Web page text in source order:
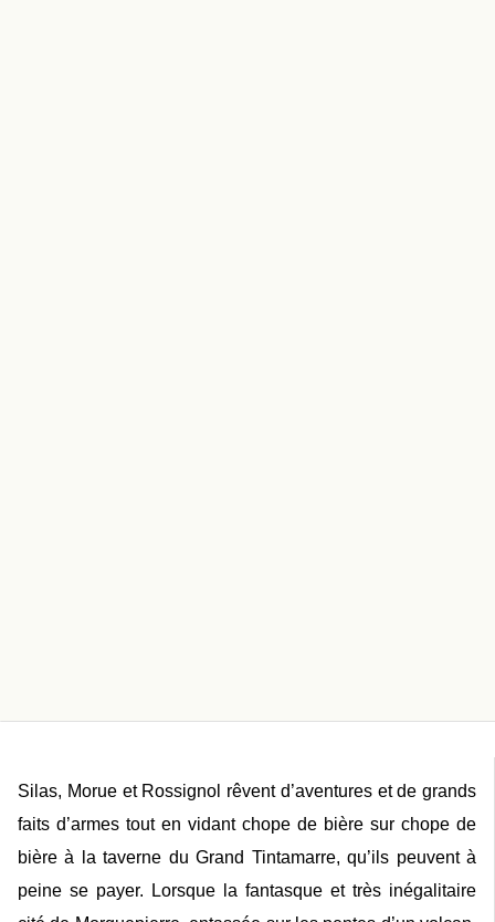
Silas, Morue et Rossignol rêvent d’aventures et de grands
faits d’armes tout en vidant chope de bière sur chope de
bière à la taverne du Grand Tintamarre, qu’ils peuvent à
peine se payer. Lorsque la fantasque et très inégalitaire